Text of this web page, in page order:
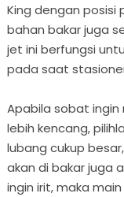
King dengan
bahan bakar juga
jet ini berfungsi
pada saat
Apabila sobat ingin
lebih kencang,
lubang cukup
akan di bakar juga
ingin irit, maka